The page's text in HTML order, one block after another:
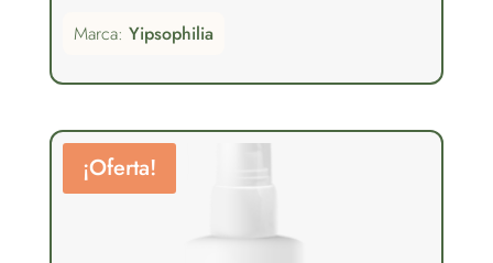
Marca: Yipsophilia
¡Oferta!